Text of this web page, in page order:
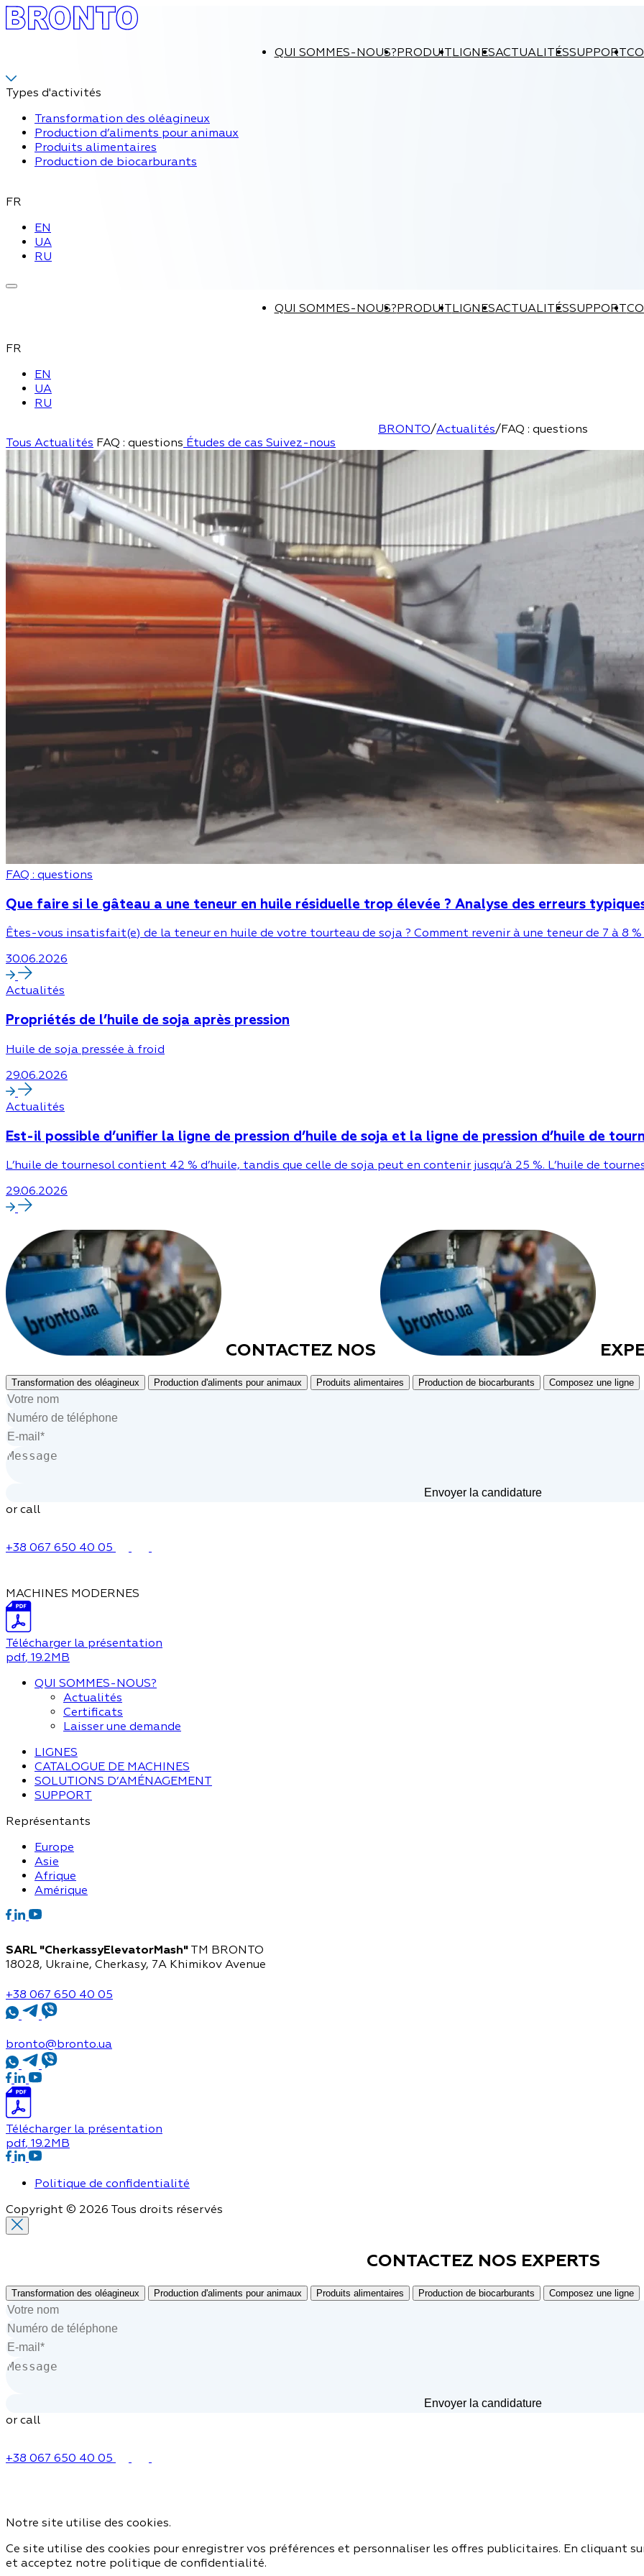
QUI SOMMES-NOUS?PRODUITLIGNESACTUALITÉSSUPPORT
Types d'activités
Transformation des oléagineux
Production d’aliments pour animaux
Produits alimentaires
Production de biocarburants
FR
EN
UA
RU
QUI SOMMES-NOUS?PRODUITLIGNESACTUALITÉSSUPPORT
FR
EN
UA
RU
BRONTO/Actualités/FAQ : questions
Tous Actualités FAQ : questions Études de cas Suivez-nous
FAQ : questions
Que faire si le gâteau a une teneur en huile résiduelle trop élevée ? Analyse des erreurs
Êtes-vous insatisfait(e) de la teneur en huile de votre tourteau de soja ? Comment revenir à une teneur de 7 à 8 %
30.06.2026
Actualités
Propriétés de l’huile de soja après pression
Huile de soja pressée à froid
29.06.2026
Actualités
Est-il possible d’unifier la ligne de pression d’huile de soja et la ligne de pression d’huile de
L’huile de tournesol contient 42 % d’huile, tandis que celle de soja peut en contenir jusqu’à 25 %. L’huile de
29.06.2026
CONTACTEZ NOS
Transformation des oléagineux Production d'aliments pour animaux Produits alimentaires Production de biocarburants Composez une ligne
or call
+38 067 650 40 05
MACHINES MODERNES
Télécharger la présentation
pdf, 19.2MB
QUI SOMMES-NOUS?
Actualités
Certificats
Laisser une demande
LIGNES
CATALOGUE DE MACHINES
SOLUTIONS D’AMÉNAGEMENT
SUPPORT
Représentants
Europe
Asie
Afrique
Amérique
SARL "CherkassyElevatorMash" TM BRONTO
18028, Ukraine, Cherkasy, 7A Khimikov Avenue
+38 067 650 40 05
bronto@bronto.ua
Télécharger la présentation
pdf, 19.2MB
Politique de confidentialité
Copyright © 2026 Tous droits réservés
CONTACTEZ NOS EXPERTS
Transformation des oléagineux Production d'aliments pour animaux Produits alimentaires Production de biocarburants Composez une ligne
or call
+38 067 650 40 05
Notre site utilise des cookies.
Ce site utilise des cookies pour enregistrer vos préférences et personnaliser les offres publicitaires. En cliquant
et acceptez notre politique de confidentialité.